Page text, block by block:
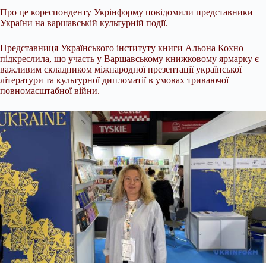
Про це кореспонденту Укрінформу повідомили представники
України на варшавській культурній події.
Представниця Українського інституту книги Альона Кохно
підкреслила, що участь у Варшавському книжковому ярмарку є
важливим складником міжнародної презентації української
літератури та культурної дипломатії в умовах триваючої
повномасштабної війни.